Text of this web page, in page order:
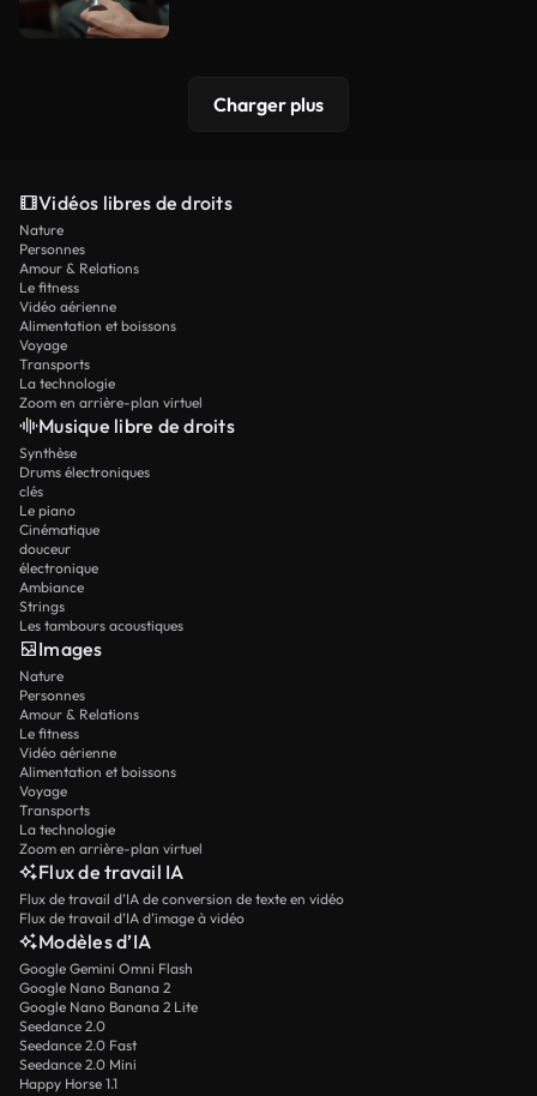
Charger plus
Vidéos libres de droits
Nature
Personnes
Amour & Relations
Le fitness
Vidéo aérienne
Alimentation et boissons
Voyage
Transports
La technologie
Zoom en arrière-plan virtuel
Musique libre de droits
Synthèse
Drums électroniques
clés
Le piano
Cinématique
douceur
électronique
Ambiance
Strings
Les tambours acoustiques
Images
Nature
Personnes
Amour & Relations
Le fitness
Vidéo aérienne
Alimentation et boissons
Voyage
Transports
La technologie
Zoom en arrière-plan virtuel
Flux de travail IA
Flux de travail d’IA de conversion de texte en vidéo
Flux de travail d’IA d’image à vidéo
Modèles d’IA
Google Gemini Omni Flash
Google Nano Banana 2
Google Nano Banana 2 Lite
Seedance 2.0
Seedance 2.0 Fast
Seedance 2.0 Mini
Happy Horse 1.1